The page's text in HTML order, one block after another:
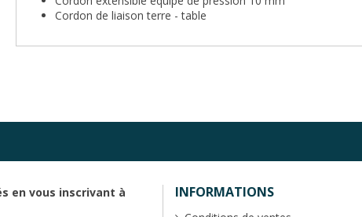
Cordon de liaison terre - table
en vous inscrivant à
INFORMATIONS